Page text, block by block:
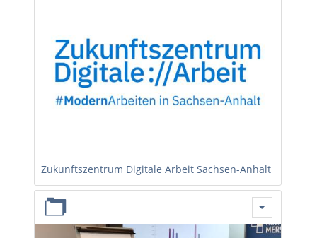
Zukunftszentrum Digitale Arbeit Sachsen-Anhalt